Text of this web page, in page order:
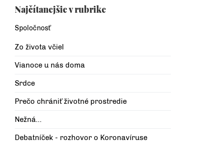
Najčítanejšie v rubrike
Spoločnosť
Zo života včiel
Vianoce u nás doma
Srdce
Prečo chrániť životné prostredie
Nežná...
Debatníček - rozhovor o Koronavíruse